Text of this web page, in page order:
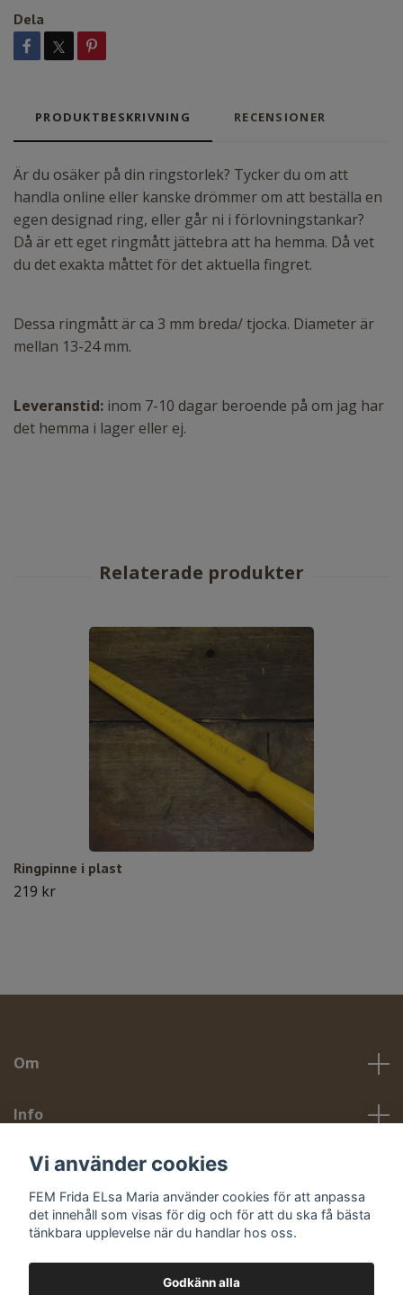
Dela
PRODUKTBESKRIVNING RECENSIONER
Är du osäker på din ringstorlek? Tycker du om att
handla online eller kanske drömmer om att beställa en
egen designad ring, eller går ni i förlovningstankar?
Då är ett eget ringmått jättebra att ha hemma. Då vet
du det exakta måttet för det aktuella fingret.
Dessa ringmått är ca 3 mm breda/ tjocka. Diameter är
mellan 13-24 mm.
Leveranstid: inom 7-10 dagar beroende på om jag har
det hemma i lager eller ej.
Ringpinne i plast
219 kr
Om
Info
Sociala medier
Vi använder cookies
FEM Frida ELsa Maria använder cookies för att anpassa
det innehåll som visas för dig och för att du ska få bästa
tänkbara upplevelse när du handlar hos oss.
Godkänn alla